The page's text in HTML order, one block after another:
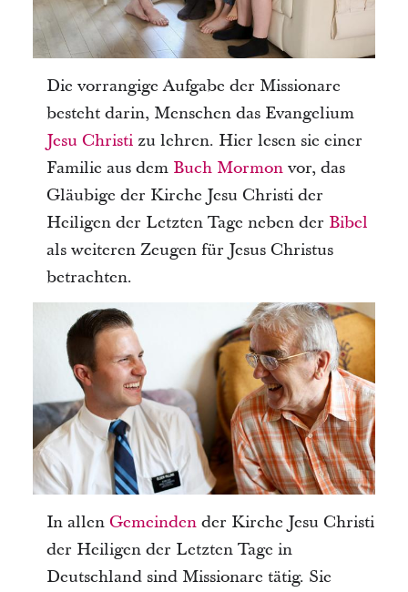
Die vorrangige Aufgabe der Missionare
besteht darin, Menschen das Evangelium
Jesu Christizu lehren. Hier lesen sie einer
Familie aus dem Buch Mormonvor, das
Gläubige der Kirche Jesu Christi der
Heiligen der Letzten Tage neben der Bibel
als weiteren Zeugen für Jesus Christus
betrachten.
In allen Gemeindender Kirche Jesu Christi
der Heiligen der Letzten Tage in
Deutschland sind Missionare tätig. Sie